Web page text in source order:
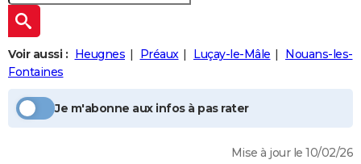
Retraite
Impôts
Epargne
Immobilier
Risques naturels par ville
Banque
Assurance
Crédit
AUTO
Essais
Réserver un essai
Citadines
Berlines
SUV
Forum auto
+
Mobiles
Meilleur smartphone
Internet
Ordinateurs
Jeux vidéo
Guide high-tech
+BRICOLAGE
Forum
Aménagement intérieur
Extérieur
Cuisine
Salle de bains
Jardinage
Rangement
+WEEK-END
Voir aussi : Heugnes Préaux Luçay-le-Mâle
Nouans-les-
Fontaines
Je m'abonne aux infos à pas rater
Mise à jour le 10/02/26